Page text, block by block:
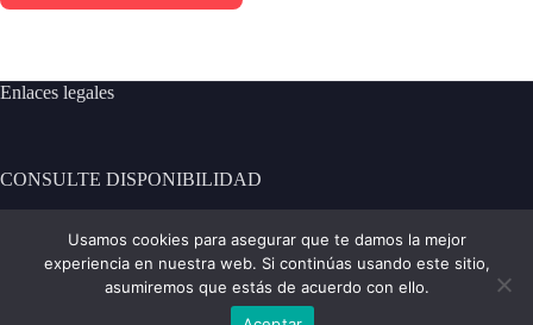
Enlaces legales
CONSULTE DISPONIBILIDAD
Usamos cookies para asegurar que te damos la mejor
experiencia en nuestra web. Si continúas usando este sitio,
asumiremos que estás de acuerdo con ello.